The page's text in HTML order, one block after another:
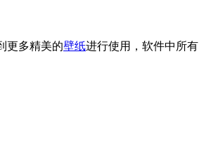
更多精美的壁纸进行使用，软件中所有